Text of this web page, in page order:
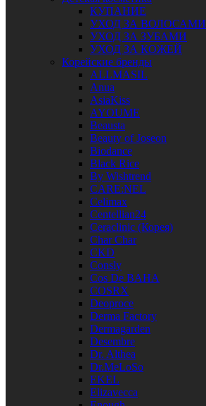
КУПАНИЕ
УХОД ЗА ВОЛОСАМИ
УХОД ЗА ЗУБАМИ
УХОД ЗА КОЖЕЙ
Корейские бренды
ALLMASIL
Anua
AsiaKiss
AYOUME
Beausta
Beauty of Joseon
Biodance
Black Rice
By Wishtrend
CARE:NEL
Celimax
Centellian24
Ceraclinic (Корея)
Char Char
CKD
Consly
Cos De BAHA
COSRX
Deoproce
Derma Factory
Dermagarden
Desembre
Dr. Althea
Dr.MeLoSo
EKEL
Elizavecca